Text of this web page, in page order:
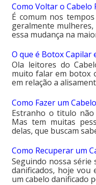
Como Voltar o Cabelo
É comum nos
geralmente
essa mudança na
O que é Botox Capilar
Ola leitores do
muito falar em botox
em relação a
Como Fazer um
Estranho o titulo não
Mas tem muitas
delas, que buscam
Como Recuperar um
Seguindo nossa série
danificados, hoje vou
um cabelo danificado